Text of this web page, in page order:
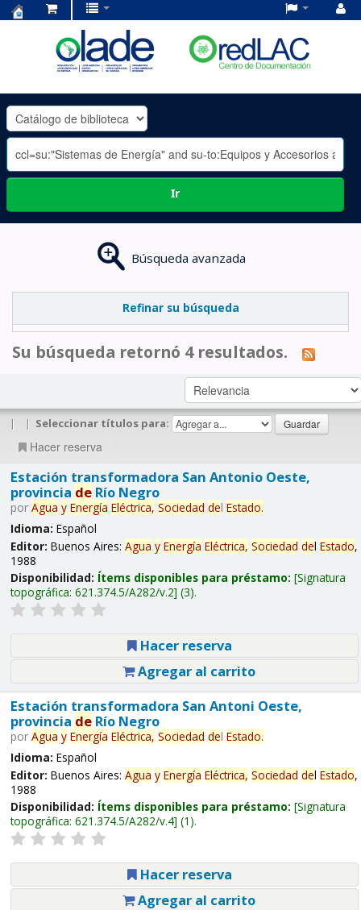
OLADE
-
Ir
Búsqueda avanzada
Refinar su búsqueda
Su búsqueda retornó 4 resultados.
| | Seleccionar títulos para:
Hacer reserva
Estación transformadora San Antonio Oeste,
provincia deRío Negro
por Agua y Energía Eléctrica, Sociedad del Estado.
Idioma: Español
Editor: Buenos Aires: Agua y Energía Eléctrica, Sociedad del Estado,
1988
Disponibilidad: Ítems disponibles para préstamo: Signatura
topográfica: 621.374.5/A282/v.2 (3).
Hacer reserva
Agregar al carrito
Estación transformadora San Antoni Oeste,
provincia deRío Negro
por Agua y Energía Eléctrica, Sociedad del Estado.
Idioma: Español
Editor: Buenos Aires: Agua y Energía Eléctrica, Sociedad del Estado,
1988
Disponibilidad: Ítems disponibles para préstamo: Signatura
topográfica: 621.374.5/A282/v.4 (1).
Hacer reserva
Agregar al carrito